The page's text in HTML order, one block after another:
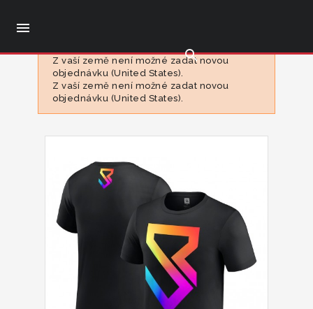

search
Z vaší země není možné zadat novou
objednávku (United States).
Z vaší země není možné zadat novou
objednávku (United States).